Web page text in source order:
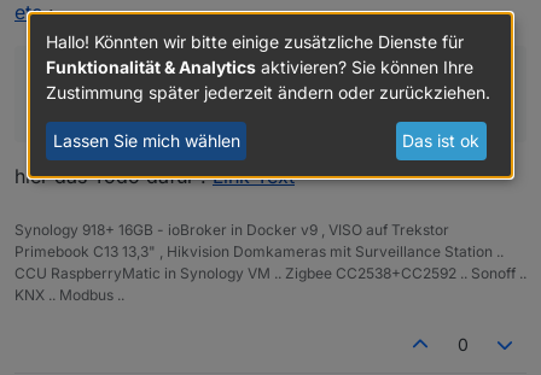
Fixing
This system does
Do not use npm to manually
Unsupported init
Your
Run iobroker
etc.:
sudo: Die Audit-Nachricht kann nicht gesendet
werden: Unbekannter Fehler -1
hier das Todo dafür .Link Text
Synology 918+ 16GB - ioBroker in Docker v9 , VISO auf Trekstor
Primebook C13 13,3" , Hikvision Domkameras mit Surveillance Station ..
CCU RaspberryMatic in Synology VM .. Zigbee CC2538+CC2592 .. Sonoff ..
KNX .. Modbus ..
0
Hallo! Könnten wir bitte einige zusätzliche Dienste für
Funktionalität & Analytics aktivieren? Sie können Ihre
Zustimmung später jederzeit ändern oder zurückziehen.
Lassen Sie mich wählen Das ist ok